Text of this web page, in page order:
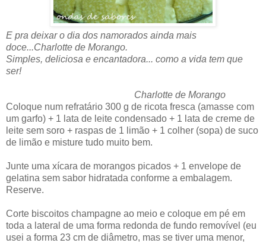
E pra deixar o dia dos namorados ainda mais
doce...Charlotte de Morango.
Simples, deliciosa e encantadora... como a vida tem que
ser!
Charlotte de Morango
Coloque num refratário 300 g de ricota fresca (amasse com
um garfo) + 1 lata de leite condensado + 1 lata de creme de
leite sem soro + raspas de 1 limão + 1 colher (sopa) de suco
de limão e misture tudo muito bem.
Junte uma xícara de morangos picados + 1 envelope de
gelatina sem sabor hidratada conforme a embalagem.
Reserve.
Corte biscoitos champagne ao meio e coloque em pé em
toda a lateral de uma forma redonda de fundo removível (eu
usei a forma 23 cm de diâmetro, mas se tiver uma menor,